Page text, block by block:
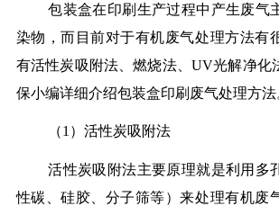
包装盒在印刷生产过程中产生废气
染物，而目前对于有机废气处理方法有
有活性炭吸附法、燃烧法、UV光解净化
保小编详细介绍包装盒印刷废气处理方法
（1）活性炭吸附法
活性炭吸附法主要原理就是利用多
性碳、硅胶、分子筛等）来处理有机废